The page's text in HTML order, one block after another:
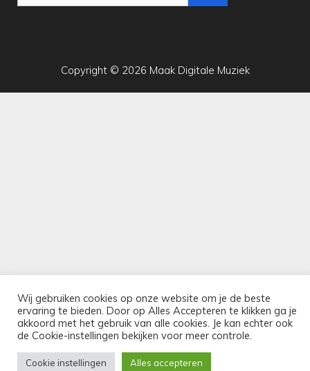
Copyright © 2026 Maak Digitale Muziek
Wij gebruiken cookies op onze website om je de beste
ervaring te bieden. Door op Alles Accepteren te klikken ga je
akkoord met het gebruik van alle cookies. Je kan echter ook
de Cookie-instellingen bekijken voor meer controle.
Cookie instellingen Alles accepteren